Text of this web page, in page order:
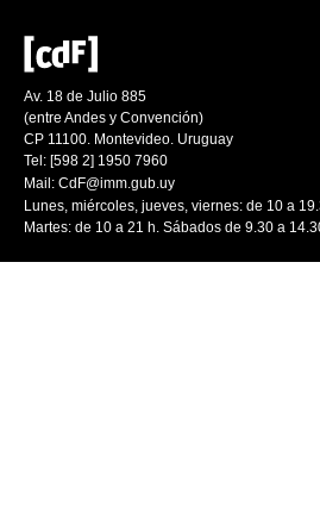
Av. 18 de Julio 885
(entre Andes y Convención)
CP 11100. Montevideo. Uruguay
Tel: [598 2] 1950 7960
Mail: CdF@imm.gub.uy
Lunes, miércoles, jueves, viernes: de 10 a
Martes: de 10 a 21 h. Sábados de 9.30 a